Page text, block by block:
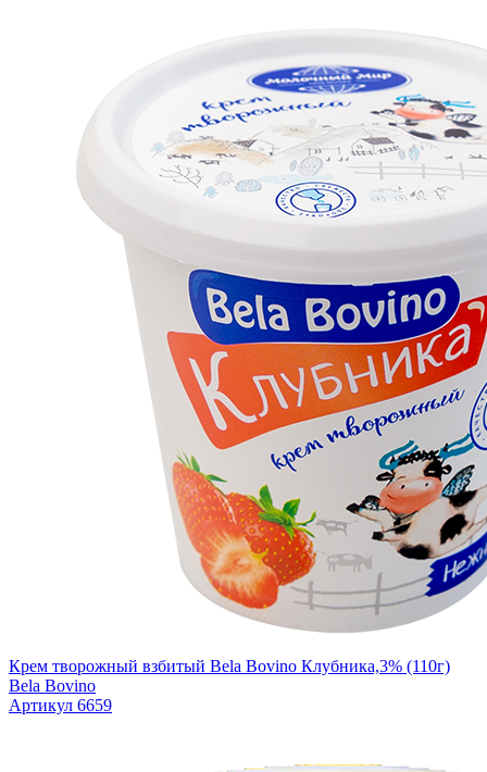
Крем творожный взбитый Bela Bovino Клубника,3% (110г)
Bela Bovino
Артикул 6659